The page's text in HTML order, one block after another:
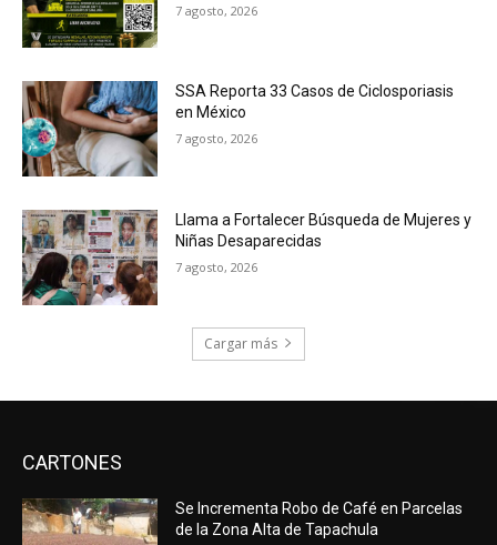
7 agosto, 2026
SSA Reporta 33 Casos de Ciclosporiasis
en México
7 agosto, 2026
Llama a Fortalecer Búsqueda de Mujeres y
Niñas Desaparecidas
7 agosto, 2026
Cargar más
CARTONES
Se Incrementa Robo de Café en Parcelas
de la Zona Alta de Tapachula